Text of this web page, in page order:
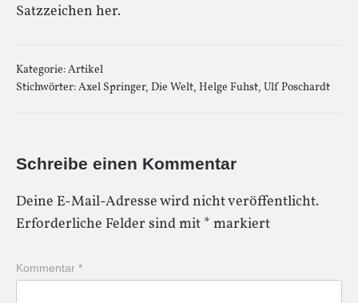
Satzzeichen her.
Kategorie:Artikel
Stichwörter:Axel Springer, Die Welt, Helge Fuhst, Ulf Poschardt
Schreibe einen Kommentar
Deine E-Mail-Adresse wird nicht veröffentlicht.
Erforderliche Felder sind mit * markiert
Kommentar *